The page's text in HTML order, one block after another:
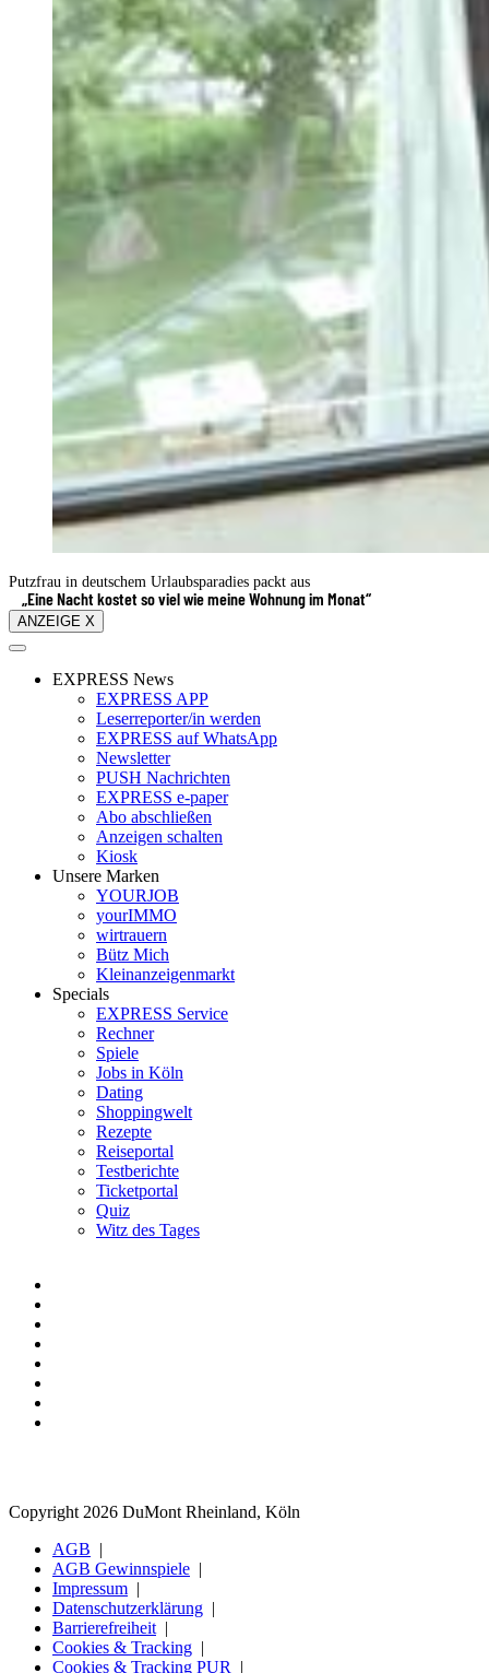
Putzfrau in deutschem Urlaubsparadies packt aus
„Eine Nacht kostet so viel wie meine Wohnung im Monat“
ANZEIGE X
EXPRESS News
EXPRESS APP
Leserreporter/in werden
EXPRESS auf WhatsApp
Newsletter
PUSH Nachrichten
EXPRESS e-paper
Abo abschließen
Anzeigen schalten
Kiosk
Unsere Marken
YOURJOB
yourIMMO
wirtrauern
Bütz Mich
Kleinanzeigenmarkt
Specials
EXPRESS Service
Rechner
Spiele
Jobs in Köln
Dating
Shoppingwelt
Rezepte
Reiseportal
Testberichte
Ticketportal
Quiz
Witz des Tages
Copyright 2026 DuMont Rheinland, Köln
AGB
AGB Gewinnspiele
Impressum
Datenschutzerklärung
Barrierefreiheit
Cookies & Tracking
Cookies & Tracking PUR